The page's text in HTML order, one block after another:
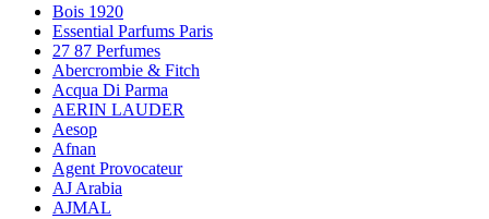
Bois 1920
Essential Parfums Paris
27 87 Perfumes
Abercrombie & Fitch
Acqua Di Parma
AERIN LAUDER
Aesop
Afnan
Agent Provocateur
AJ Arabia
AJMAL